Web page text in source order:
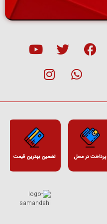
پرداخت در محل تضمین بهترین قیمت